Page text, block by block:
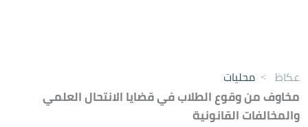
عكاظ > محليات
مخاوف من وقوع الطلاب في قضايا الانتحال العلمي
والمخالفات القانونية